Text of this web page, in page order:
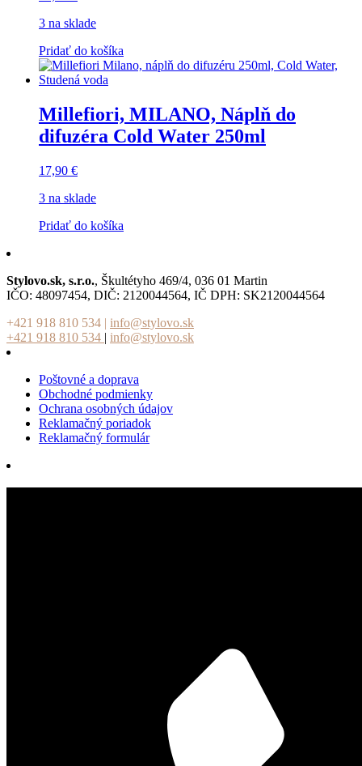
3 na sklade
Pridať do košíka
Millefiori, MILANO, Náplň do
difuzéra Cold Water 250ml
17,90 €
3 na sklade
Pridať do košíka
Stylovo.sk, s.r.o., Škultétyho 469/4, 036 01 Martin
IČO: 48097454, DIČ: 2120044564, IČ DPH: SK2120044564
+421 918 810 534 | info@stylovo.sk
+421 918 810 534 | info@stylovo.sk
Poštovné a doprava
Obchodné podmienky
Ochrana osobných údajov
Reklamačný poriadok
Reklamačný formulár